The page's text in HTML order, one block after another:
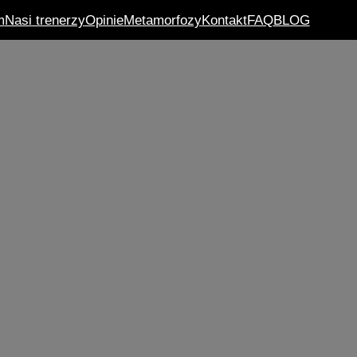
Nasi trenerzyOpinieMetamorfozyKontaktFAQBLOG